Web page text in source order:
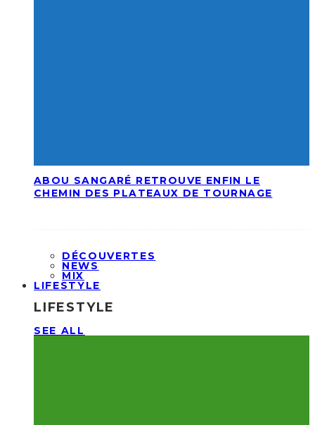
ABOU SANGARÉ RETROUVE ENFIN LE
CHEMIN DES PLATEAUX DE TOURNAGE
DÉCOUVERTES
NEWS
MIX
LIFESTYLE
LIFESTYLE
SEE ALL